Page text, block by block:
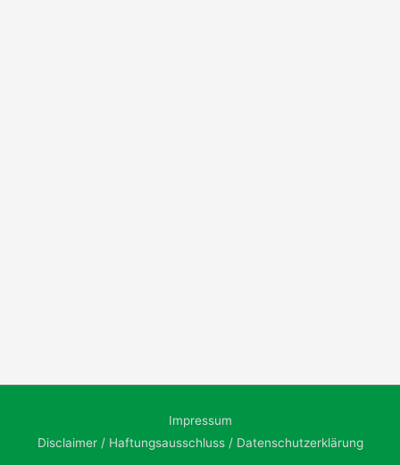
Impressum
Disclaimer / Haftungsausschluss / Datenschutzerklärung